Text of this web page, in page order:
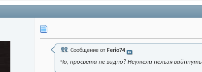
Сообщение от Ferio74
Чо, просвета не видно? Неужели нельзя